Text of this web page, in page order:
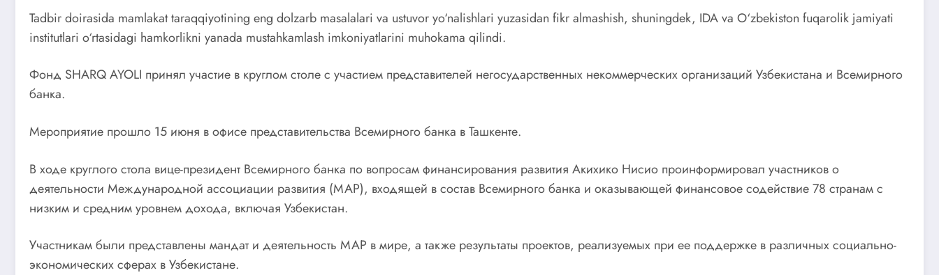
Tadbir doirasida mamlakat taraqqiyotining eng dolzarb masalalari va ustuvor yo‘nalishlari yuzasidan fikr almashish, shuningdek, IDA va O‘zbekiston fuqarolik jamiyati
institutlari o‘rtasidagi hamkorlikni yanada mustahkamlash imkoniyatlarini muhokama qilindi.
Фонд SHARQ AYOLI принял участие в круглом столе с участием представителей негосударственных некоммерческих организаций Узбекистана и Всемирного
банка.
Мероприятие прошло 15 июня в офисе представительства Всемирного банка в Ташкенте.
В ходе круглого стола вице-президент Всемирного банка по вопросам финансирования развития Акихико Нисио проинформировал участников о
деятельности Международной ассоциации развития (МАР), входящей в состав Всемирного банка и оказывающей финансовое содействие 78 странам с
низким и средним уровнем дохода, включая Узбекистан.
Участникам были представлены мандат и деятельность МАР в мире, а также результаты проектов, реализуемых при ее поддержке в различных социально-
экономических сферах в Узбекистане.